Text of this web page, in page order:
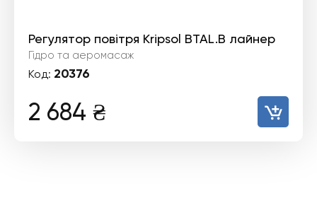
Регулятор повітря Kripsol BTAL.B лайнер
Гідро та аеромасаж
Код: 20376
2 684 ₴